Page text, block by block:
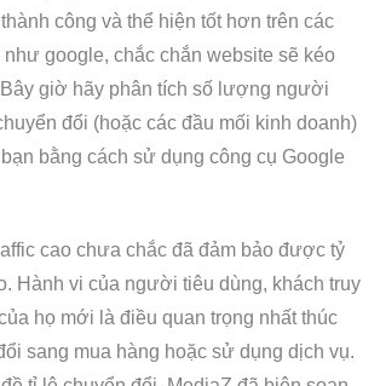
công và thể hiện tốt hơn trên các
như google, chắc chắn website sẽ kéo
giờ hãy phân tích số lượng người
đổi (hoặc các đầu mối kinh doanh)
bằng cách sử dụng công cụ Google
cao chưa chắc đã đảm bảo được tỷ
Hành vi của người tiêu dùng, khách truy
họ mới là điều quan trọng nhất thúc
sang mua hàng hoặc sử dụng dịch vụ.